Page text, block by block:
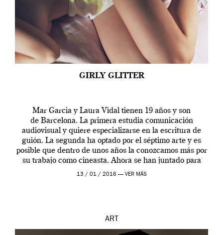
GIRLY GLITTER
Mar Garcia y Laura Vidal tienen 19 años y son
de Barcelona. La primera estudia comunicación
audiovisual y quiere especializarse en la escritura de
guión. La segunda ha optado por el séptimo arte y es
posible que dentro de unos años la conozcamos más por
su trabajo como cineasta. Ahora se han juntado para
contarnos una […]
13 / 01 / 2016 — VER MÁS
ART